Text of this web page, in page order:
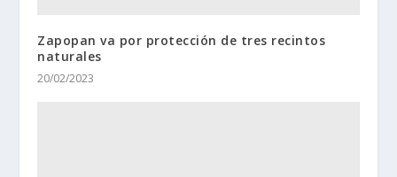
Zapopan va por protección de tres recintos
naturales
20/02/2023